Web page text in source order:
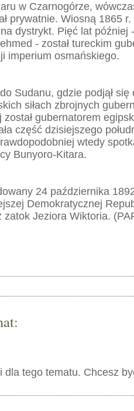
w Czarnogórze,
prywatnie. Wiosną 1865 r.
dystrykt. Pięć lat później
- został tureckim
imperium osmańskiego.
Sudanu, gdzie podjął
siłach zbrojnych
gubernatorem
część dzisiejszego
wtedy
Bunyoro-Kitara.
24 października
Demokratycznej
Jeziora Wiktoria.
dla tego tematu. Chcesz